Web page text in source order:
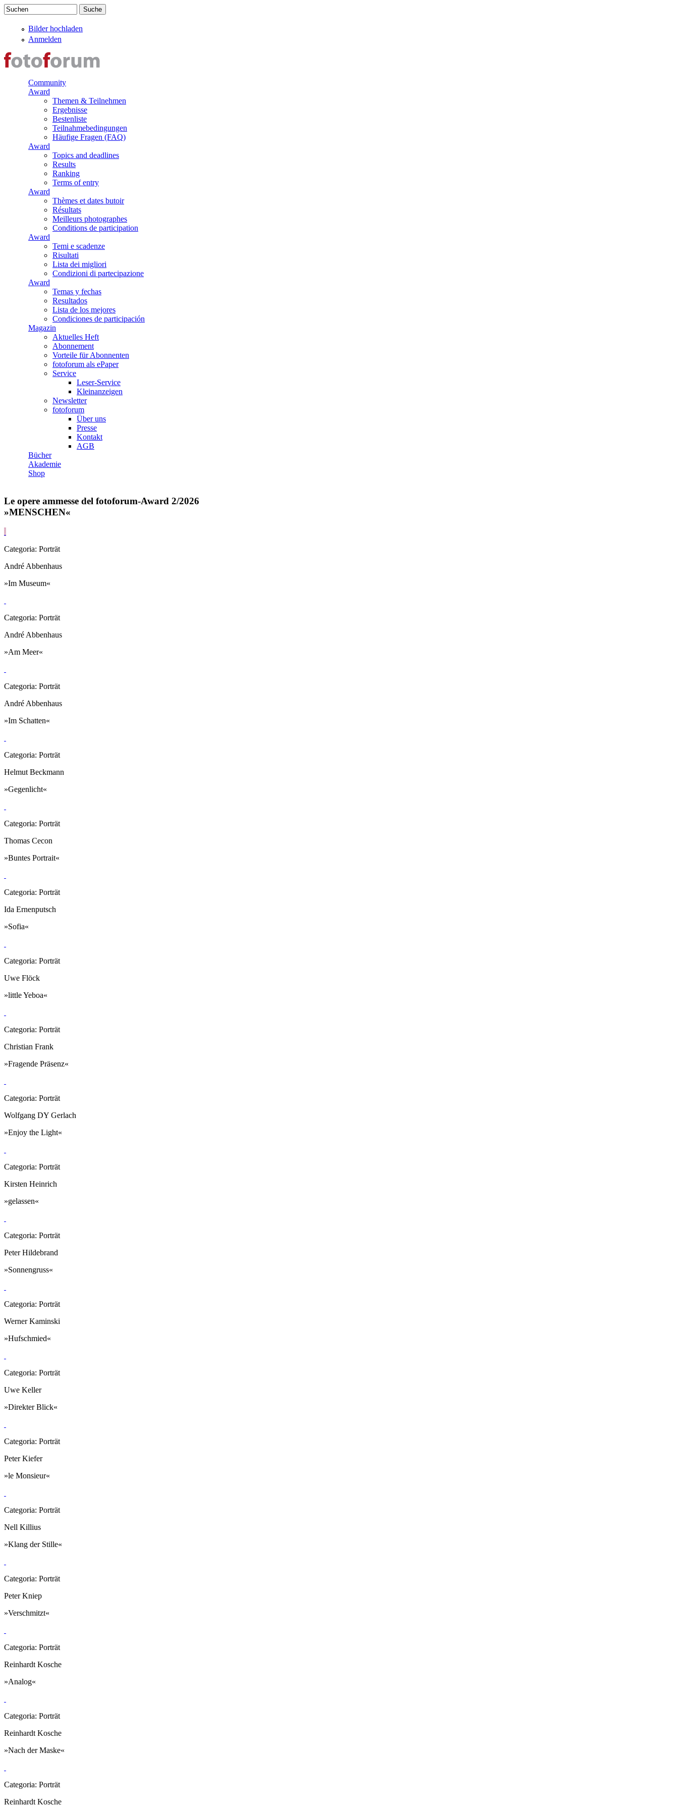
Direkt zum Inhalt
Suchen
Bilder hochladen
Anmelden
Community
Award
Themen & Teilnehmen
Ergebnisse
Bestenliste
Teilnahmebedingungen
Häufige Fragen (FAQ)
Award
Topics and deadlines
Results
Ranking
Terms of entry
Award
Thèmes et dates butoir
Résultats
Meilleurs photographes
Conditions de participation
Award
Temi e scadenze
Risultati
Lista dei migliori
Condizioni di partecipazione
Award
Temas y fechas
Resultados
Lista de los mejores
Condiciones de participación
Magazin
Aktuelles Heft
Abonnement
Vorteile für Abonnenten
fotoforum als ePaper
Service
Leser-Service
Kleinanzeigen
Newsletter
fotoforum
Über uns
Presse
Kontakt
AGB
Bücher
Akademie
Shop
Le opere ammesse del fotoforum-Award 2/2026
»MENSCHEN«
Categoria: Porträt
André Abbenhaus
»Im Museum«
Categoria: Porträt
André Abbenhaus
»Am Meer«
Categoria: Porträt
André Abbenhaus
»Im Schatten«
Categoria: Porträt
Helmut Beckmann
»Gegenlicht«
Categoria: Porträt
Thomas Cecon
»Buntes Portrait«
Categoria: Porträt
Ida Ernenputsch
»Sofia«
Categoria: Porträt
Uwe Flöck
»little Yeboa«
Categoria: Porträt
Christian Frank
»Fragende Präsenz«
Categoria: Porträt
Wolfgang DY Gerlach
»Enjoy the Light«
Categoria: Porträt
Kirsten Heinrich
»gelassen«
Categoria: Porträt
Peter Hildebrand
»Sonnengruss«
Categoria: Porträt
Werner Kaminski
»Hufschmied«
Categoria: Porträt
Uwe Keller
»Direkter Blick«
Categoria: Porträt
Peter Kiefer
»le Monsieur«
Categoria: Porträt
Nell Killius
»Klang der Stille«
Categoria: Porträt
Peter Kniep
»Verschmitzt«
Categoria: Porträt
Reinhardt Kosche
»Analog«
Categoria: Porträt
Reinhardt Kosche
»Nach der Maske«
Categoria: Porträt
Reinhardt Kosche